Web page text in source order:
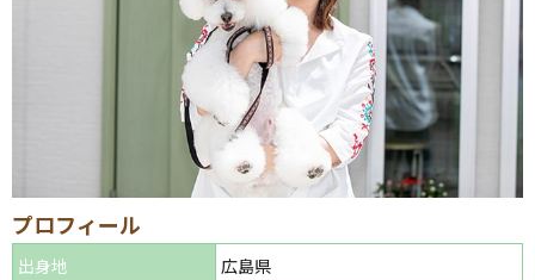
プロフィール
出身地
広島県